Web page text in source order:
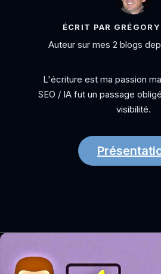
ÉCRIT PAR
Auteur sur mes 2 blogs
L'écriture est ma passion
SEO / IA fut un passage
visibilité.